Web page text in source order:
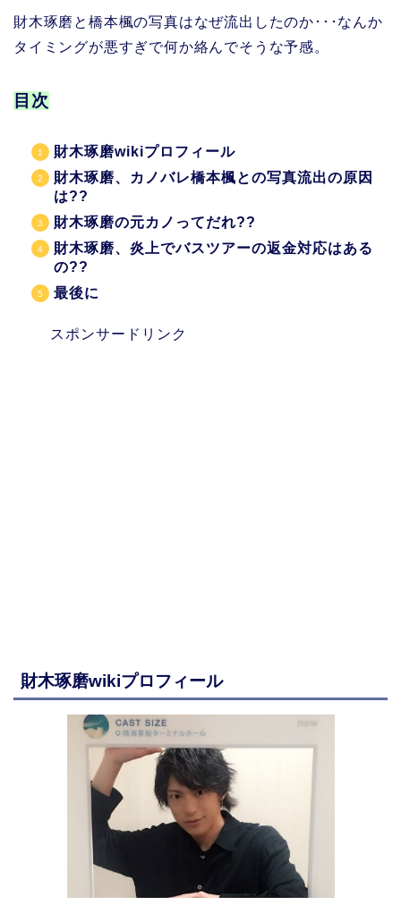
財木琢磨と橋本楓の写真はなぜ流出したのか･･･なんか
タイミングが悪すぎで何か絡んでそうな予感。
目次
財木琢磨wikiプロフィール
財木琢磨、カノバレ橋本楓との写真流出の原因
は??
財木琢磨の元カノってだれ??
財木琢磨、炎上でバスツアーの返金対応はある
の??
最後に
スポンサードリンク
財木琢磨wikiプロフィール